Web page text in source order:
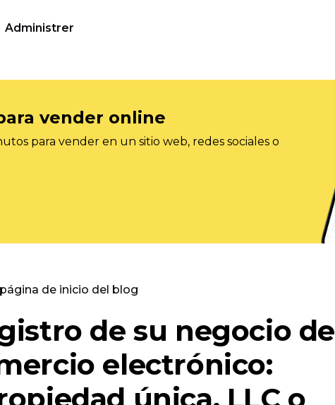
Administrer
vender online
para vender en un sitio web, redes sociales o
página de inicio del blog
de su negocio de
electrónico: